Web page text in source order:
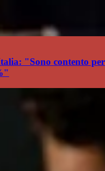
"Sono contento per